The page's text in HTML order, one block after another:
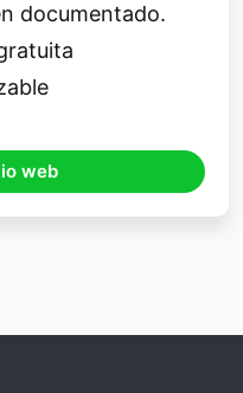
documentado.
web